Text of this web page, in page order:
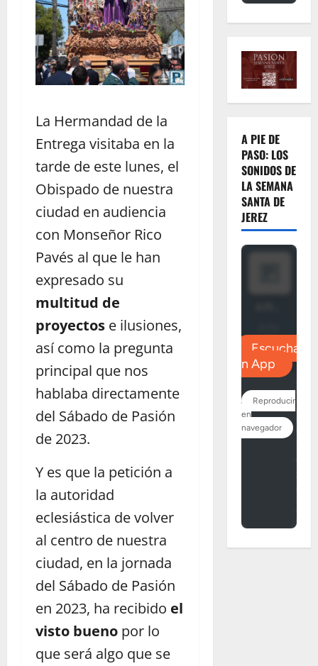
La Hermandad de la
Entrega visitaba en la
tarde de este lunes, el
Obispado de nuestra
ciudad en audiencia
con Monseñor Rico
Pavés al que le han
expresado su
multitud de
proyectos e ilusiones,
así como la pregunta
principal que nos
hablaba directamente
del Sábado de Pasión
de 2023.
Y es que la petición a
la autoridad
eclesiástica de volver
al centro de nuestra
ciudad, en la jornada
del Sábado de Pasión
en 2023, ha recibido el
visto bueno por lo
que será algo que se
A PIE DE
PASO: LOS
SONIDOS DE
LA SEMANA
SANTA DE
JEREZ